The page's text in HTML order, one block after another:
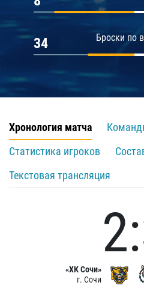
Броски по
34
Хронология матча
Статистика игроков
Текстовая трансляция
«ХК Сочи»
г. Сочи